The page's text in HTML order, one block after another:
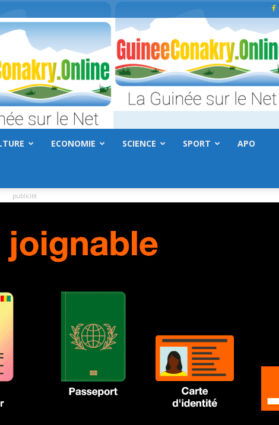
ECONOMIE SCIENCE SPORT APO
publicité